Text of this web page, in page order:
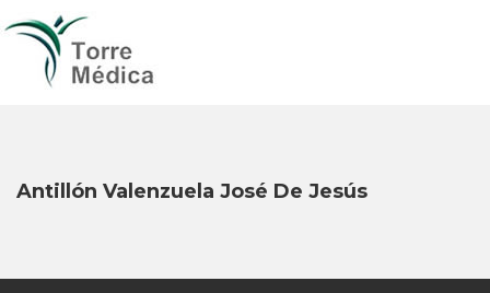
Antillón Valenzuela José De Jesús